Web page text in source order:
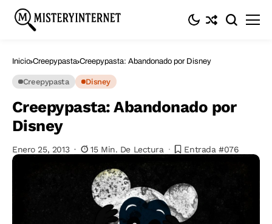
Inicio Creepypasta Creepypasta: Abandonado por Disney
Creepypasta Disney
Creepypasta: Abandonado por
Disney
Enero 25, 2013 15 Min. De Lectura Entrada #076